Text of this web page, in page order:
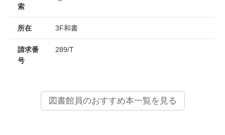
索
所在 3F和書
請求番
号
289/T
図書館員のおすすめ本一覧を見る